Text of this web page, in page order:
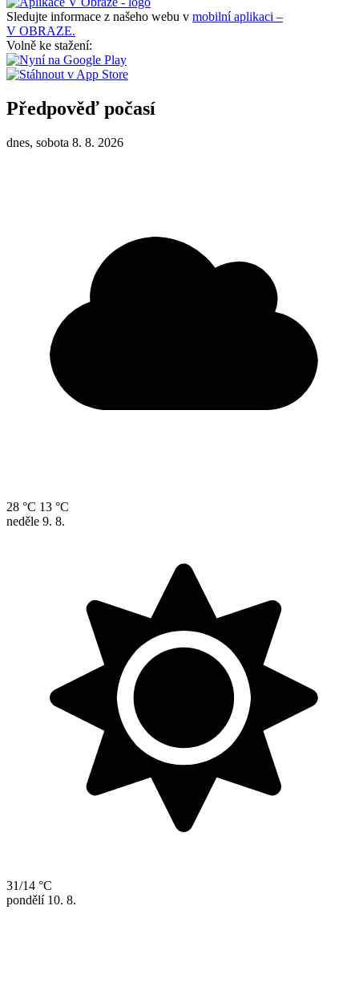
Sledujte informace z našeho webu v mobilní aplikaci –
V OBRAZE.
Volně ke stažení:
Předpověď počasí
dnes, sobota 8. 8. 2026
28 °C 13 °C
neděle 9. 8.
31/14 °C
pondělí 10. 8.